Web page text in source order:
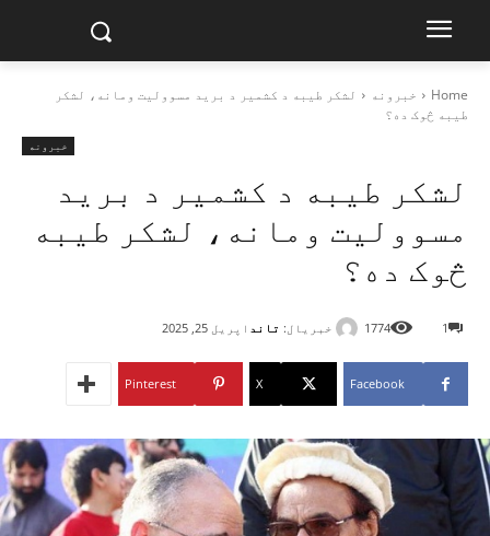
Home خبرونه
لشکر طیبه د کشمیر د برید مسوولیت ومانه، لشکر
طیبه څوک ده؟
خبرونه
لشکر طیبه د کشمیر د برید
مسوولیت ومانه، لشکر طیبه
څوک ده؟
خبریال: تاند اپریل 25, 2025 1
1774
Facebook
X
Pinterest